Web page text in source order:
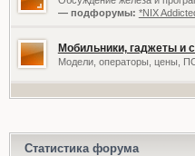
— подфорумы: *NIX
Мобильники, гаджеты и
Модели, операторы, цены,
Статистика форума